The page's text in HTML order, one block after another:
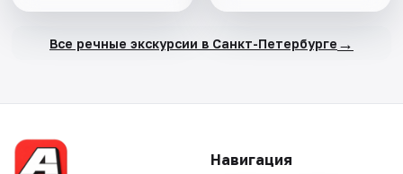
Все речные экскурсии в Санкт-Петербурге →
Навигация